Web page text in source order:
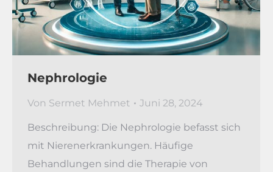
Nephrologie
Von Sermet Mehmet Juni 28, 2024
Beschreibung: Die Nephrologie befasst sich
mit Nierenerkrankungen. Häufige
Behandlungen sind die Therapie von